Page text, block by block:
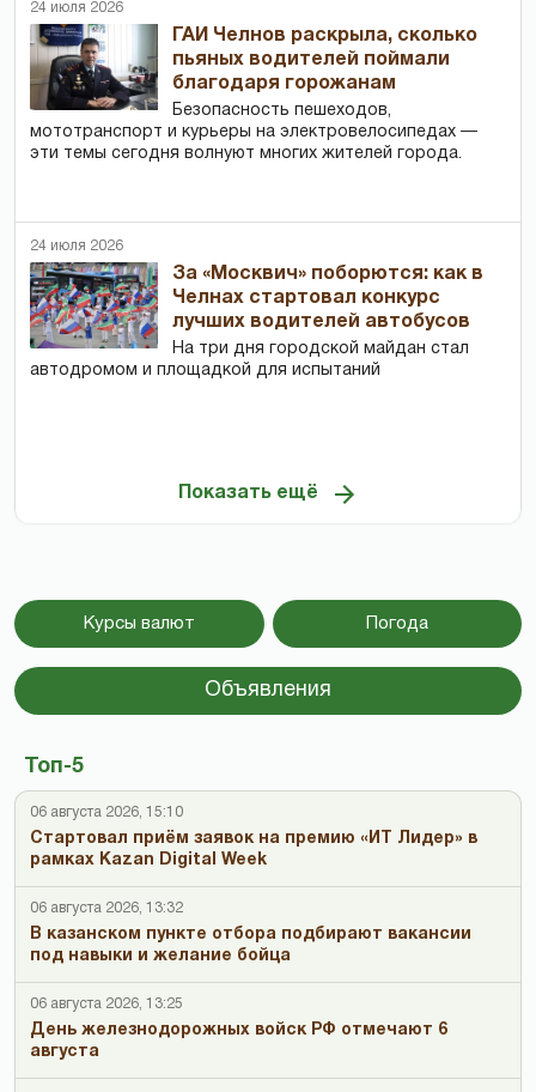
24 июля 2026
ГАИ Челнов раскрыла, сколько
пьяных водителей поймали
благодаря горожанам
Безопасность пешеходов,
мототранспорт и курьеры на электровелосипедах —
эти темы сегодня волнуют многих жителей города.
24 июля 2026
За «Москвич» поборются: как в
Челнах стартовал конкурс
лучших водителей автобусов
На три дня городской майдан стал
автодромом и площадкой для испытаний
Показать ещё
Курсы валют Погода
Объявления
Топ-5
06 августа 2026, 15:10
Стартовал приём заявок на премию «ИТ Лидер» в
рамках Kazan Digital Week
06 августа 2026, 13:32
В казанском пункте отбора подбирают вакансии
под навыки и желание бойца
06 августа 2026, 13:25
День железнодорожных войск РФ отмечают 6
августа